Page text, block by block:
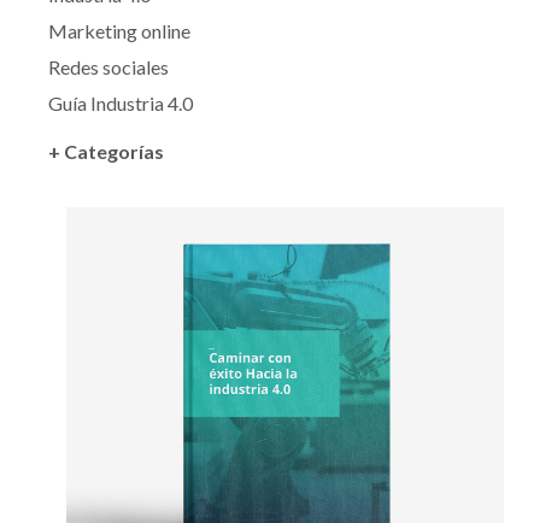
Marketing online
Redes sociales
Guía Industria 4.0
+ Categorías